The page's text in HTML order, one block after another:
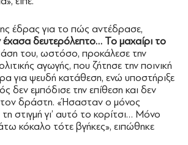
έδρας για το πώς αντέδρασε,
έχασα δευτερόλεπτο… Το μαχαίρι το
του, ωστόσο, προκάλεσε την
αγωγής, που ζήτησε την ποινική
για ψευδή κατάθεση, ενώ υποστήριξε
δεν εμπόδισε την επίθεση και δεν
δράστη. «Ήσασταν ο μόνος
τη στιγμή γι’ αυτό το κορίτσι… Μόνο
κόκαλο τότε βγήκες», ειπώθηκε